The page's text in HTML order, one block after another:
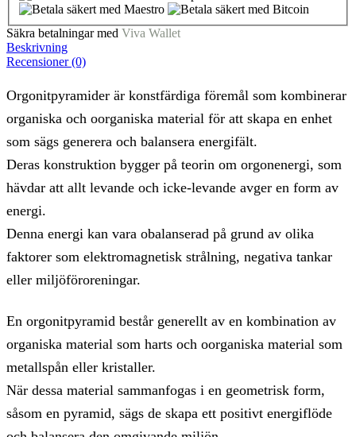
Säkra betalningar med Viva Wallet
Beskrivning
Recensioner (0)
Orgonitpyramider är konstfärdiga föremål som kombinerar
organiska och oorganiska material för att skapa en enhet
som sägs generera och balansera energifält.
Deras konstruktion bygger på teorin om orgonenergi, som
hävdar att allt levande och icke-levande avger en form av
energi.
Denna energi kan vara obalanserad på grund av olika
faktorer som elektromagnetisk strålning, negativa tankar
eller miljöföroreningar.
En orgonitpyramid består generellt av en kombination av
organiska material som harts och oorganiska material som
metallspån eller kristaller.
När dessa material sammanfogas i en geometrisk form,
såsom en pyramid, sägs de skapa ett positivt energiflöde